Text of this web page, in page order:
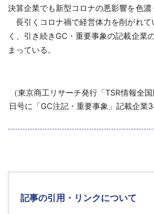
決算企業でも新型コロナの悪影響を色濃
長引くコロナ禍で経営体力を削がれて
く、引き続きGC・重要事象の記載企業
まっている。
（東京商工リサーチ発行「TSR情報全
日号に「GC注記・重要事象」記載企業
記事の引用・リンクについて